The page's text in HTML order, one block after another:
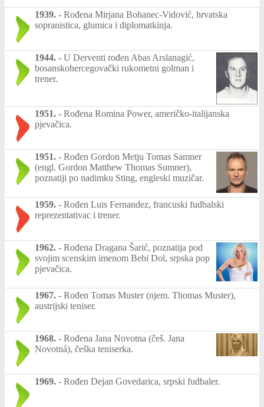
1939. - Rođena Mirjana Bohanec-Vidović, hrvatska
sopranistica, glumica i diplomatkinja.
1944. - U Derventi rođen Abas Arslanagić,
bosanskohercegovački rukometni golman i
trener.
1951. - Rođena Romina Power, američko-italijanska
pjevačica.
1951. - Rođen Gordon Metju Tomas Samner
(engl. Gordon Matthew Thomas Sumner),
poznatiji po nadimku Sting, engleski muzičar.
1959. - Rođen Luis Fernandez, francuski fudbalski
reprezentativac i trener.
1962. - Rođena Dragana Šarić, poznatija pod
svojim scenskim imenom Bebi Dol, srpska pop
pjevačica.
1967. - Rođen Tomas Muster (njem. Thomas Muster),
austrijski teniser.
1968. - Rođena Jana Novotna (češ. Jana
Novotná), češka teniserka.
1969. - Rođen Dejan Govedarica, srpski fudbaler.